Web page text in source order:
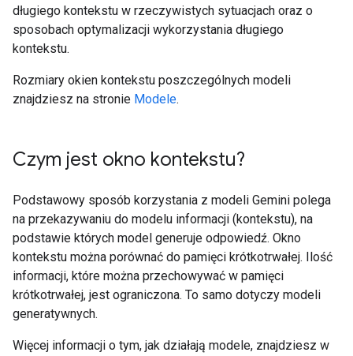
długiego kontekstu w rzeczywistych sytuacjach oraz o
sposobach optymalizacji wykorzystania długiego
kontekstu.
Rozmiary okien kontekstu poszczególnych modeli
znajdziesz na stronie Modele.
Czym jest okno kontekstu?
Podstawowy sposób korzystania z modeli Gemini polega
na przekazywaniu do modelu informacji (kontekstu), na
podstawie których model generuje odpowiedź. Okno
kontekstu można porównać do pamięci krótkotrwałej. Ilość
informacji, które można przechowywać w pamięci
krótkotrwałej, jest ograniczona. To samo dotyczy modeli
generatywnych.
Więcej informacji o tym, jak działają modele, znajdziesz w